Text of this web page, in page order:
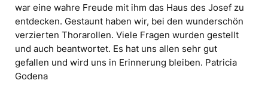
war eine wahre Freude mit ihm das Haus des Josef zu
entdecken. Gestaunt haben wir, bei den wunderschön
verzierten Thorarollen. Viele Fragen wurden gestellt
und auch beantwortet. Es hat uns allen sehr gut
gefallen und wird uns in Erinnerung bleiben. Patricia
Godena